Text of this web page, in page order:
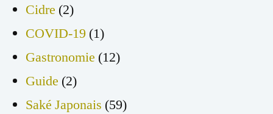
Cidre (2)
COVID-19 (1)
Gastronomie (12)
Guide (2)
Saké Japonais (59)